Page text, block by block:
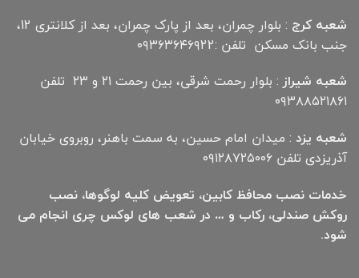
شعبه کرج
: بلوار چمران، بعد از پارک چمران، بعد از کلانتری 12،
جنب بانک مسکن تلفن :۰۹۳۶۳۶۴۶۹22
شعبه شیراز
: بلوار رحمت شرقی، بین رحمت ۲۱ و ۲۳ تلفن
۰۹۳۸۸۵۲۱۸۶۱
شعبه یزد : میدان امام حسین، به سمت باهنر، روبروی خیابان
آذریزدی تلفن ۰۹۱۲۸۷۲۵۰۰۶
خدمات نصب محافظ کابین، تعویض کلیه لوگوها، نصب
روکش صندلی، رکاب و … در شعب های لوکس چری انجام می
شود.